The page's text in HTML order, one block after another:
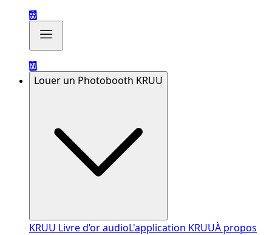
Louer un Photobooth KRUU
KRUU Livre d’or audioL'application KRUUÀ propos